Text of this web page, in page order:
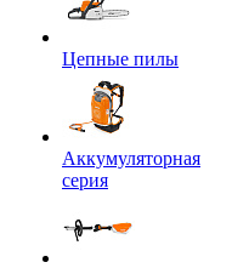
Цепные пилы
Аккумуляторная
серия